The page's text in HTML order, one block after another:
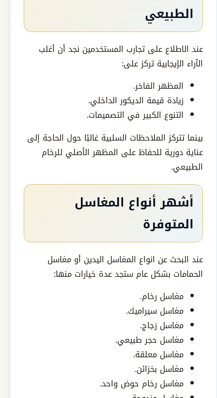
الطبيعي
عند الاطلاع على تجارب المستخدمين نجد أن أغلب
الآراء الإيجابية تركز على:
المظهر الفاخر.
زيادة قيمة الديكور الداخلي.
التنوع الكبير في التصميمات.
بينما تتركز الملاحظات السلبية غالبًا حول الحاجة إلى
عناية دورية للحفاظ على المظهر الأصلي للرخام
الطبيعي.
أشهر أنواع المغاسل
المتوفرة
عند البحث عن انواع المغاسل اليدين أو مغاسل
الحمامات بشكل عام ستجد عدة خيارات منها:
مغاسل رخام.
مغاسل سيراميك.
مغاسل زجاج.
مغاسل حجر طبيعي.
مغاسل معلقة.
مغاسل بخزائن.
مغاسل رخام حوض واحد.